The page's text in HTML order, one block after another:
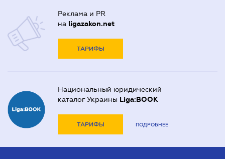
Реклама и PR
на ligazakon.net
ТАРИФЫ
Национальный юридический
каталог Украины Liga:BOOK
ТАРИФЫ ПОДРОБНЕЕ